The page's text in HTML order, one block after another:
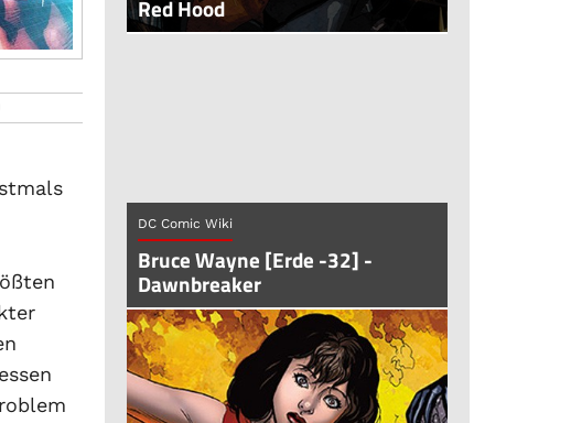
Red Hood
DC Comic Wiki
Bruce Wayne [Erde -32] -
Dawnbreaker